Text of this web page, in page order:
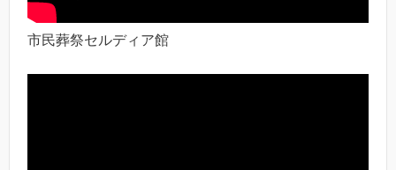
市民葬祭セルディア館